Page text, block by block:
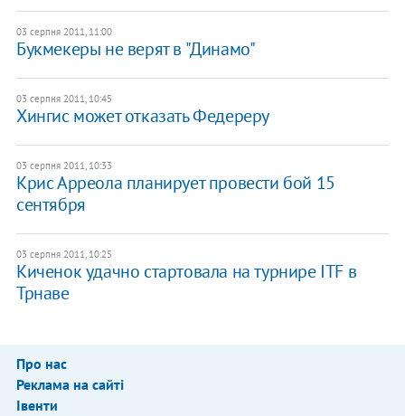
03 серпня 2011, 11:00
Букмекеры не верят в "Динамо"
03 серпня 2011, 10:45
Хингис может отказать Федереру
03 серпня 2011, 10:33
Крис Арреола планирует провести бой 15
сентября
03 серпня 2011, 10:25
Киченок удачно стартовала на турнире ITF в
Трнаве
Про нас
Реклама на сайті
Івенти